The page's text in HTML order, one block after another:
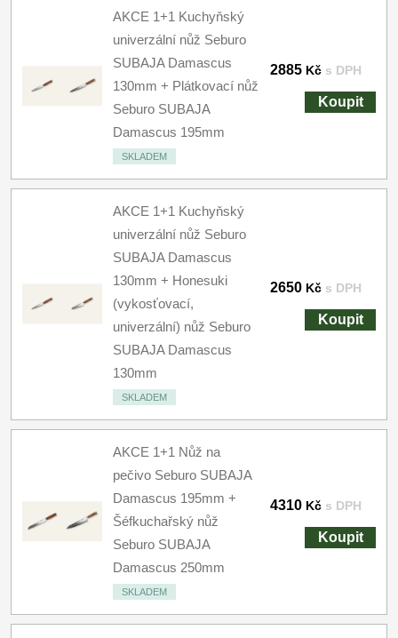
AKCE 1+1 Kuchyňský
univerzální nůž Seburo
SUBAJA Damascus
130mm + Plátkovací nůž
Seburo SUBAJA
Damascus 195mm
SKLADEM
2885 Kč s DPH
Koupit
AKCE 1+1 Kuchyňský
univerzální nůž Seburo
SUBAJA Damascus
130mm + Honesuki
(vykosťovací,
univerzální) nůž Seburo
SUBAJA Damascus
130mm
SKLADEM
2650 Kč s DPH
Koupit
AKCE 1+1 Nůž na
pečivo Seburo SUBAJA
Damascus 195mm +
Šéfkuchařský nůž
Seburo SUBAJA
Damascus 250mm
SKLADEM
4310 Kč s DPH
Koupit